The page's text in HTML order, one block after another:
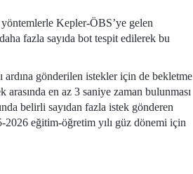
Kepler-ÖBS’ye gelen
fazla sayıda bot tespit edilerek bu
ardına gönderilen istekler için de bekletme
en az 3 saniye zaman bulunması
belirli sayıdan fazla istek gönderen
eğitim-öğretim yılı güz dönemi için